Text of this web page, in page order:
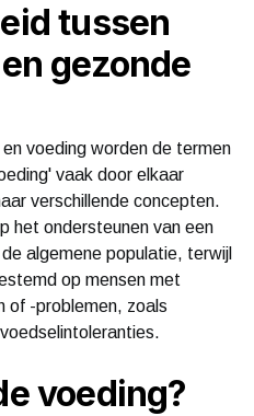
tussen
gezonde
voeding worden de termen
vaak door elkaar
verschillende concepten.
het ondersteunen van een
algemene populatie, terwijl
op mensen met
of -problemen, zoals
voeding?